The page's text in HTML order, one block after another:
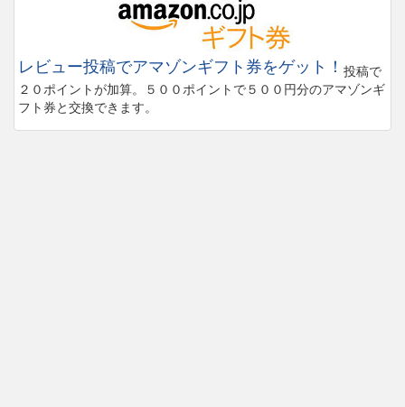
レビュー投稿でアマゾンギフト券をゲット！ 投稿で
２０ポイントが加算。５００ポイントで５００円分のアマゾンギ
フト券と交換できます。